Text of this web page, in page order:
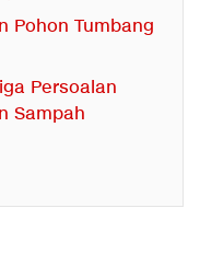
Pohon Tumbang
Persoalan
Sampah